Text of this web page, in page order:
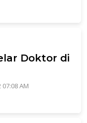
Doktor di
AM